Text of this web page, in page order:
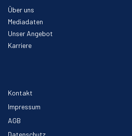
Über uns
Mediadaten
Unser Angebot
Karriere
Kontakt
Impressum
AGB